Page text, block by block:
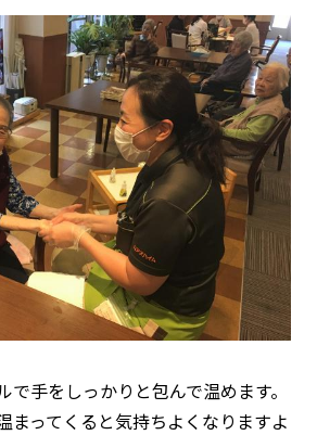
で手をしっかりと包んで温めます。
まってくると気持ちよくなりますよ